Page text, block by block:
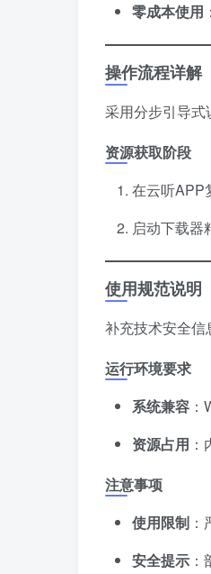
零成本使用
操作流程详解
采用分步引导式
资源获取阶段
在云听APP
启动下载器
使用规范说明
补充技术安全信
运行环境要求
系统兼容
资源占用
注意事项
使用限制
安全提示